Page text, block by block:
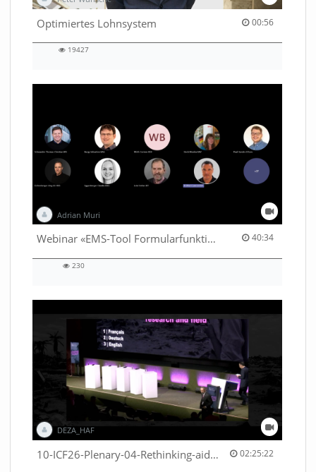
Optimiertes Lohnsystem 00:56
00:56 duration
19427
Adrian Muri
Webinar «EMS-Tool Formularfunktion» 40:34
40:34 duration
230
DEZA_HAF
10-ICF26-Plenary-04-Rethinking-aid-deliveries-for-greater-impact-with-existing-resources-53529531710001791 02:25:22
02:25:22 duration